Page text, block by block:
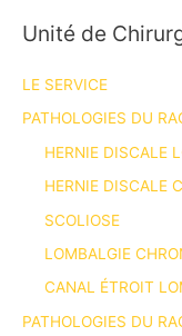
Unité de
LE SERVICE
PATHOLOGIES DU
HERNIE DISCALE
HERNIE DISCALE
SCOLIOSE
LOMBALGIE
CANAL ÉTROIT
PATHOLOGIES DU